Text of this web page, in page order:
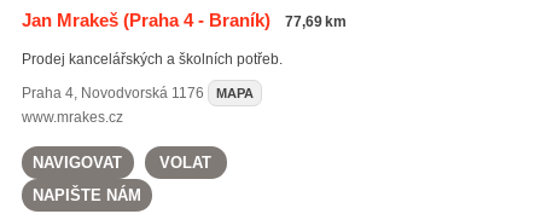
Jan Mrakeš(Praha 4 - Braník) 77,69 km
Prodej kancelářských a školních potřeb.
Praha 4, Novodvorská 1176 MAPA
www.mrakes.cz
NAVIGOVAT
VOLAT
NAPIŠTE NÁM